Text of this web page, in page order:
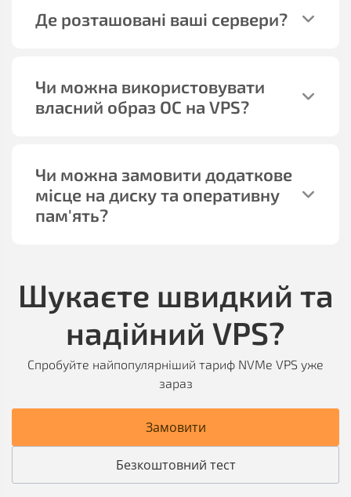
Де розташовані ваші сервери?
Чи можна використовувати
власний образ ОС на VPS?
Чи можна замовити додаткове
місце на диску та оперативну
пам'ять?
Шукаєте швидкий та
надійний VPS?
Спробуйте найпопулярніший тариф NVMe VPS уже
зараз
Замовити
Безкоштовний тест